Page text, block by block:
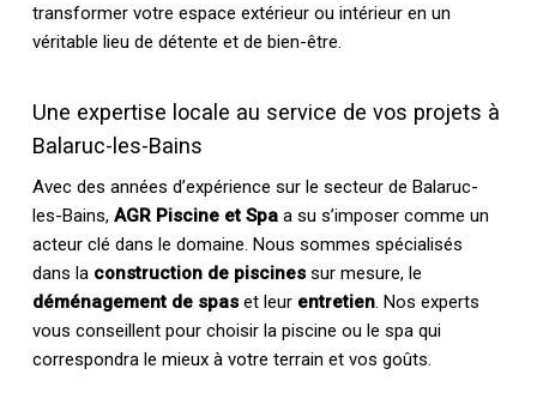
transformer votre espace extérieur ou intérieur en un
véritable lieu de détente et de bien-être.
Une expertise locale au service de vos projets à
Balaruc-les-Bains
Avec des années d’expérience sur le secteur de Balaruc-
les-Bains, AGR Piscine et Spaa su s’imposer comme un
acteur clé dans le domaine. Nous sommes spécialisés
dans la construction de piscinessur mesure, le
déménagement de spaset leur entretien. Nos experts
vous conseillent pour choisir la piscine ou le spa qui
correspondra le mieux à votre terrain et vos goûts.